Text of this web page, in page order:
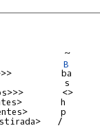
~
B
ba
s
<>
h
p
/